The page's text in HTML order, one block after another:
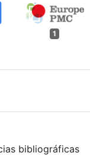
1
bibliográficas